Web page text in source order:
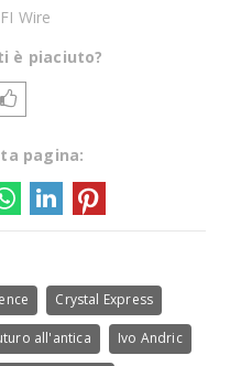
Wire
è piaciuto?
pagina:
Crystal Express
all'antica Ivo Andric